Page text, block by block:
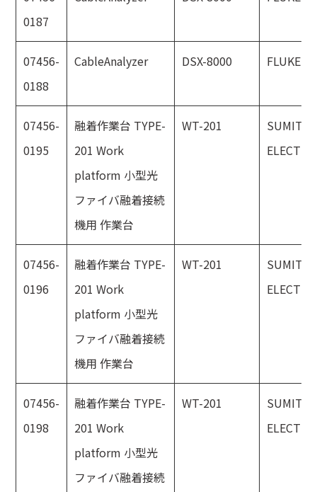
0187
07456-
0188
CableAnalyzer DSX-8000 FLUKE
07456-
0195
融着作業台 TYPE-
201 Work
platform 小型光
ファイバ融着接続
機用 作業台
WT-201
07456-
0196
融着作業台 TYPE-
201 Work
platform 小型光
ファイバ融着接続
機用 作業台
WT-201
07456-
0198
融着作業台 TYPE-
201 Work
platform 小型光
ファイバ融着接続
WT-201